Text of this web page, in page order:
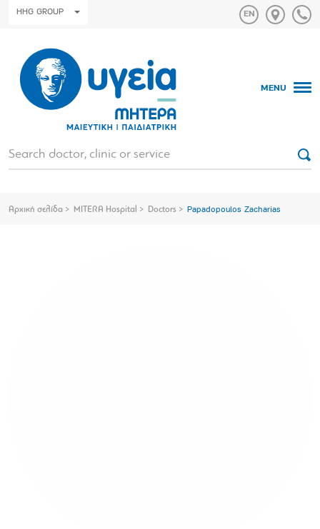
HHG GROUP
MENU
Αρχική σελίδα MITERA Hospital Doctors Papadopoulos Zacharias